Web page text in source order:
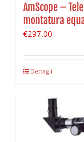
AmScope –
montatura
€297.00
Dettagli